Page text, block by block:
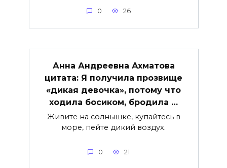
0 26
Анна Андреевна Ахматова
цитата: Я получила прозвище
«дикая девочка», потому что
ходила босиком, бродила …
Живите на солнышке, купайтесь в
море, пейте дикий воздух.
0 21